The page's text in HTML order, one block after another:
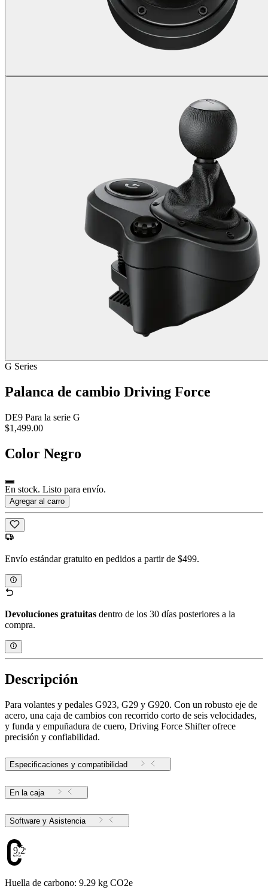
G Series
Palanca de cambio Driving Force
DE9 Para la serie G
$1,499.00
Color Negro
En stock. Listo para envío.
Agregar al carro
Envío estándar gratuito en pedidos a partir de $499.
Devoluciones gratuitas dentro de los 30 días posteriores a la
compra.
Descripción
Para volantes y pedales G923, G29 y G920. Con un robusto eje de
acero, una caja de cambios con recorrido corto de seis velocidades,
y funda y empuñadura de cuero, Driving Force Shifter ofrece
precisión y confiabilidad.
Especificaciones y compatibilidad
En la caja
Software y Asistencia
9.29
Huella de carbono: 9.29 kg CO2e